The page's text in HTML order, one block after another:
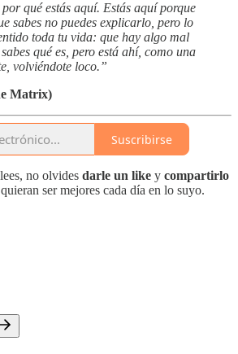
qué estás aquí. Estás aquí porque
sabes no puedes explicarlo, pero lo
toda tu vida: que hay algo mal
qué es, pero está ahí, como una
volviéndote loco.”
Matrix)
Suscribirse
no olvides darle un like y compartirlo
ser mejores cada día en lo suyo.